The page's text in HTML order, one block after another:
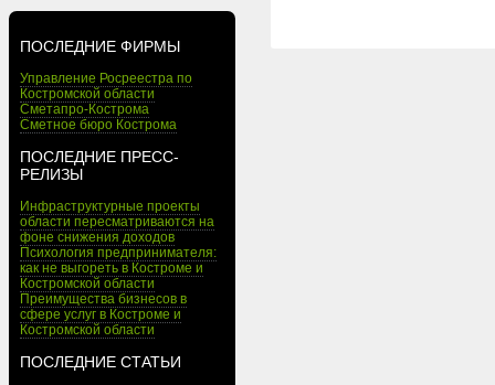
ПОСЛЕДНИЕ ФИРМЫ
Управление Росреестра по
Костромской области
Сметапро-Кострома
Сметное бюро Кострома
ПОСЛЕДНИЕ ПРЕСС-
РЕЛИЗЫ
Инфраструктурные проекты
области пересматриваются на
фоне снижения доходов
Психология предпринимателя:
как не выгореть в Костроме и
Костромской области
Преимущества бизнесов в
сфере услуг в Костроме и
Костромской области
ПОСЛЕДНИЕ СТАТЬИ